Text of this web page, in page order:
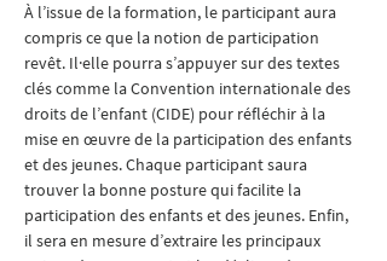
À l’issue de la formation, le participant aura
compris ce que la notion de participation
revêt. Il·elle pourra s’appuyer sur des textes
clés comme la Convention internationale des
droits de l’enfant (CIDE) pour réfléchir à la
mise en œuvre de la participation des enfants
et des jeunes. Chaque participant saura
trouver la bonne posture qui facilite la
participation des enfants et des jeunes. Enfin,
il sera en mesure d’extraire les principaux